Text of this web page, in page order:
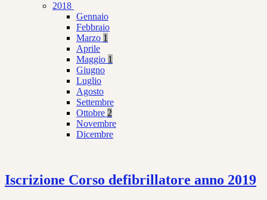
2018
Gennaio
Febbraio
Marzo 1
Aprile
Maggio 1
Giugno
Luglio
Agosto
Settembre
Ottobre 2
Novembre
Dicembre
Iscrizione Corso defibrillatore anno 2019